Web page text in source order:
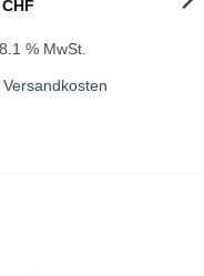
CHF
% MwSt.
Versandkosten